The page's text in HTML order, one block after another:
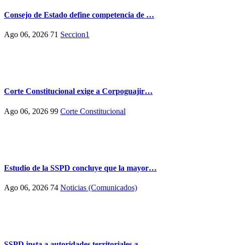
Consejo de Estado define competencia de …
Ago 06, 2026 71 Seccion1
Corte Constitucional exige a Corpoguajir…
Ago 06, 2026 99 Corte Constitucional
Estudio de la SSPD concluye que la mayor…
Ago 06, 2026 74 Noticias (Comunicados)